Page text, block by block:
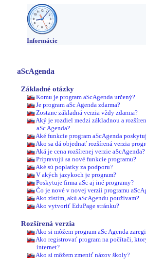
Informácie
aScAgenda
Základné otázky
Komu je program aScAgenda určený?
Je program aSc Agenda zdarma?
Zostane základná verzia vždy zdarma?
Aký je rozdiel medzi základnou a
aSc Agenda?
Aké funkcie program aScAgenda
Ako sa dá objednať rozšírená verzia
Aká je cena rozšírenej verzie aScAgenda?
Pripravujú sa nové funkcie programu?
Aké sú poplatky za podporu?
V akých jazykoch je program?
Poskytuje firma aSc aj iné programy?
Čo je nové v novej verzii programu
Ako zistím, akú aScAgendu používam?
Ako vytvoriť EduPage stránku?
Rozšírená verzia
Ako si môžem program aSc Agenda
Ako registrovať program na počítači,
internet?
Ako si môžem zmeniť názov školy?